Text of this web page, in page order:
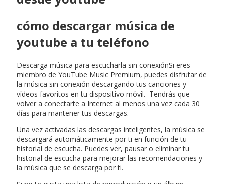
cómo descargar música de
youtube a tu teléfono
Descarga música para escucharla sin conexiónSi eres
miembro de YouTube Music Premium, puedes disfrutar de
la música sin conexión descargando tus canciones y
vídeos favoritos en tu dispositivo móvil. Tendrás que
volver a conectarte a Internet al menos una vez cada 30
días para mantener tus descargas.
Una vez activadas las descargas inteligentes, la música se
descargará automáticamente por ti en función de tu
historial de escucha. Puedes ver, pausar o eliminar tu
historial de escucha para mejorar las recomendaciones y
la música que se descarga por ti.